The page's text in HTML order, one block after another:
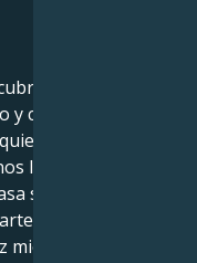
su mayor
y cafre Tauro de
un sentido
la atención y
se centra en
de tus cosas,
lo haces,